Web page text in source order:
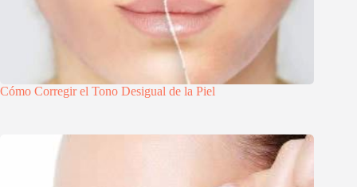
Cómo Corregir el Tono Desigual de la Piel